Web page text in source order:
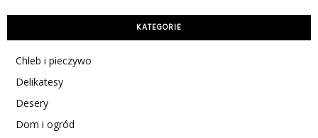
KATEGORIE
Chleb i pieczywo
Delikatesy
Desery
Dom i ogród